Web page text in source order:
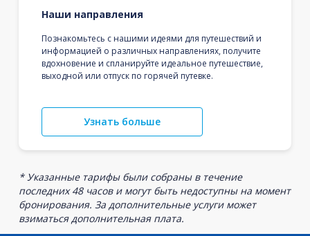
Наши направления
Познакомьтесь с нашими идеями для путешествий и
информацией о различных направлениях, получите
вдохновение и спланируйте идеальное путешествие,
выходной или отпуск по горячей путевке.
Узнать больше
* Указанные тарифы были собраны в течение
последних 48 часов и могут быть недоступны на момент
бронирования. За дополнительные услуги может
взиматься дополнительная плата.